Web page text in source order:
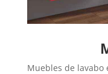
Muebles de